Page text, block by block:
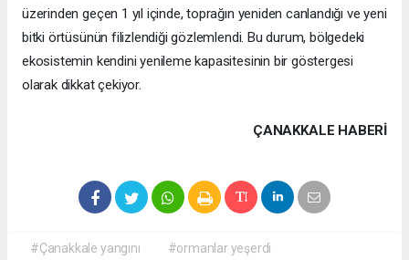
üzerinden geçen 1 yıl içinde, toprağın yeniden canlandığı ve yeni
bitki örtüsünün filizlendiği gözlemlendi. Bu durum, bölgedeki
ekosistemin kendini yenileme kapasitesinin bir göstergesi
olarak dikkat çekiyor.
ÇANAKKALE HABERİ
#Çanakkale yangını #ormanlar yeşerdi